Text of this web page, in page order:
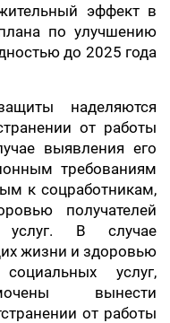
эффект в
по улучшению
до 2025 года
наделяются
от работы
выявления его
требованиям
к соцработникам,
получателей
услуг. В случае
жизни и здоровью
услуг,
вынести
от работы